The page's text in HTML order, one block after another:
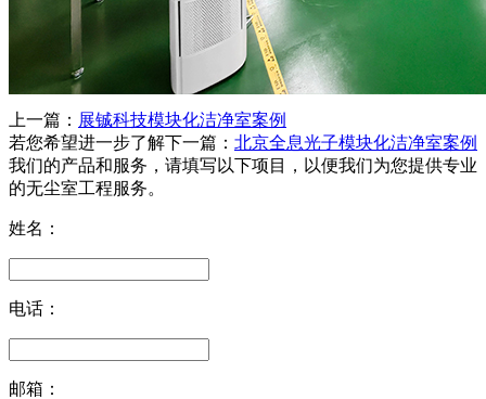
上一篇： 展铖科技模块化洁净室案例
下一篇： 北京全息光子模块化洁净室案例
若您希望进一步了解
我们的产品和服务，请填写以下项目，以便我们为您提供专业
的无尘室工程服务。
姓名：
电话：
邮箱：